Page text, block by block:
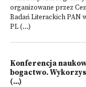
organizowane przez
Badań Literackich PAN
PL (...)
Konferencja
bogactwo.
(...)